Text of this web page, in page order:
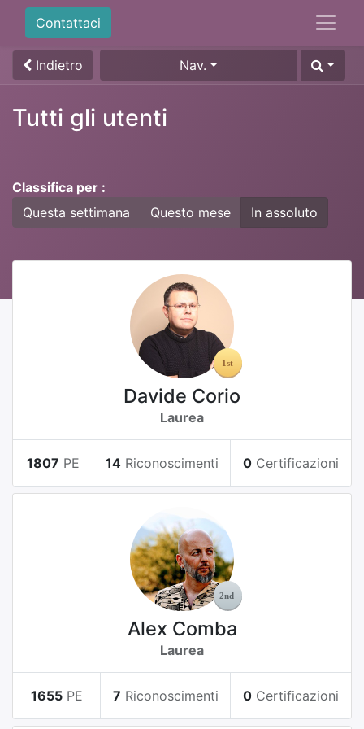
Contattaci
Indietro Nav.
Tutti gli utenti
Classifica per :
Questa settimana
Questo mese In assoluto
Davide Corio
Laurea
1807 PE 14 Riconoscimenti 0 Certificazioni
Alex Comba
Laurea
1655 PE 7 Riconoscimenti 0 Certificazioni